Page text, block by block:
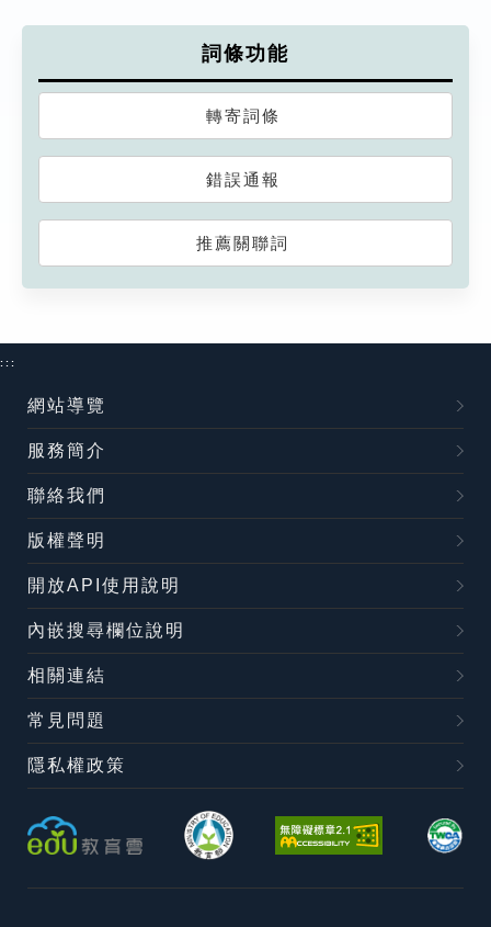
詞條功能
轉寄詞條
錯誤通報
推薦關聯詞
:::
網站導覽
服務簡介
聯絡我們
版權聲明
開放API使用說明
內嵌搜尋欄位說明
相關連結
常見問題
隱私權政策